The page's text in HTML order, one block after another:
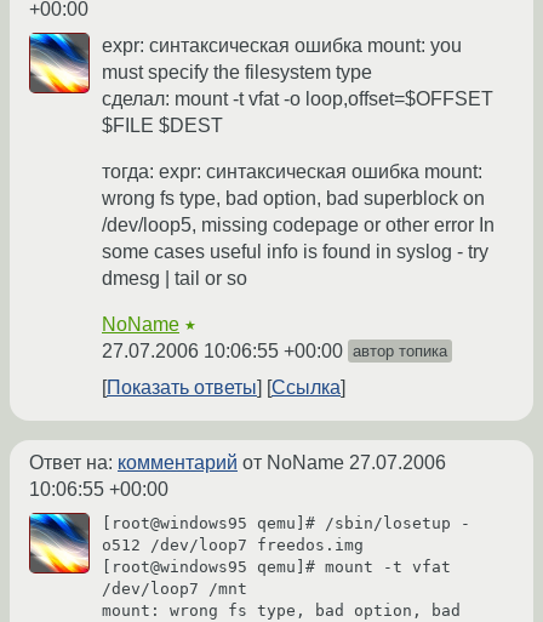
+00:00
expr: синтаксическая ошибка mount: you
must specify the filesystem type
сделал: mount -t vfat -o loop,offset=$OFFSET
$FILE $DEST
тогда: expr: синтаксическая ошибка mount:
wrong fs type, bad option, bad superblock on
/dev/loop5, missing codepage or other error In
some cases useful info is found in syslog - try
dmesg | tail or so
NoName ★
27.07.2006 10:06:55 +00:00 автор топика
Показать ответы Ссылка
Ответ на: комментарий от NoName 27.07.2006
10:06:55 +00:00
[root@windows95 qemu]# /sbin/losetup -
o512 /dev/loop7 freedos.img
[root@windows95 qemu]# mount -t vfat
/dev/loop7 /mnt
mount: wrong fs type, bad option, bad